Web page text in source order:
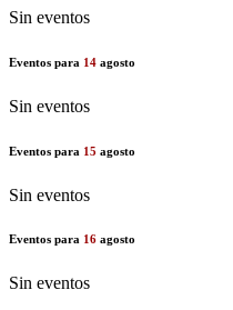
Sin eventos
Eventos para 14 agosto
Sin eventos
Eventos para 15 agosto
Sin eventos
Eventos para 16 agosto
Sin eventos